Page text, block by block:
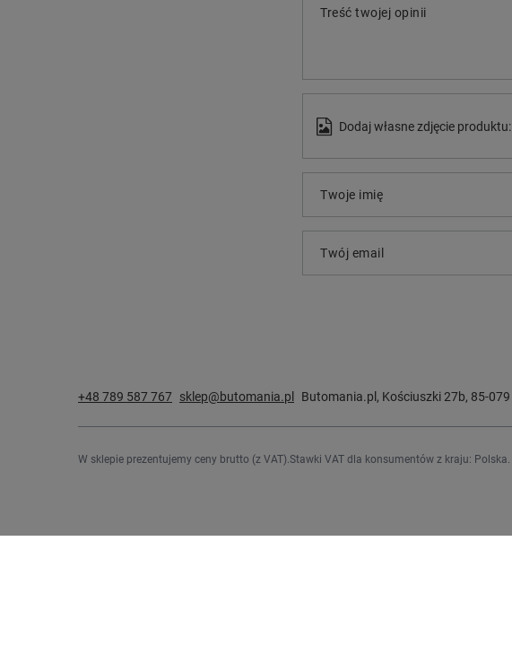
Treść twojej opinii
Dodaj własne zdjęcie produktu:
Twoje imię
Twój email
+48 789 587 767 sklep@butomania.pl Butomania.pl , Kościuszki 27b, 85-079
W sklepie prezentujemy ceny brutto (z VAT). Stawki VAT dla konsumentów z kraju: Polska